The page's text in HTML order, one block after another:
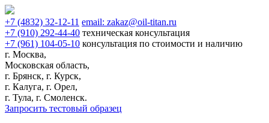
+7 (4832) 32-12-11 email: zakaz@oil-titan.ru
+7 (910) 292-44-40 техническая консультация
+7 (961) 104-05-10 консультация по стоимости и наличию
г. Москва,
Московская область,
г. Брянск, г. Курск,
г. Калуга, г. Орел,
г. Тула, г. Смоленск.
Запросить тестовый образец